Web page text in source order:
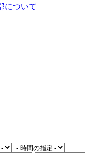
について